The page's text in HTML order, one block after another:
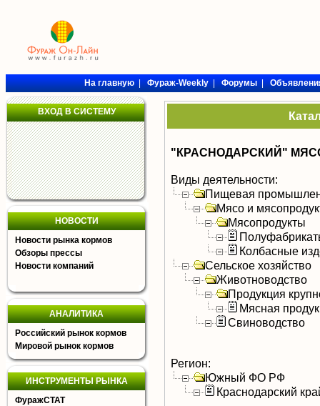
На главную|Фураж-Weekly|Форумы|
ВХОД В СИСТЕМУ
НОВОСТИ
Новости рынка кормов
Обзоры прессы
Новости компаний
АНАЛИТИКА
Российский рынок кормов
Мировой рынок кормов
ИНСТРУМЕНТЫ РЫНКА
ФуражСТАТ
"КРАСНОДАРСКИЙ"
Виды деятельности:
Пищевая
Мясо и
Мясопродукты
Колбасные
Сельское хозяйство
Животноводство
Продукция
Мясная
Свиноводство
Регион:
Южный ФО РФ
Краснодарский